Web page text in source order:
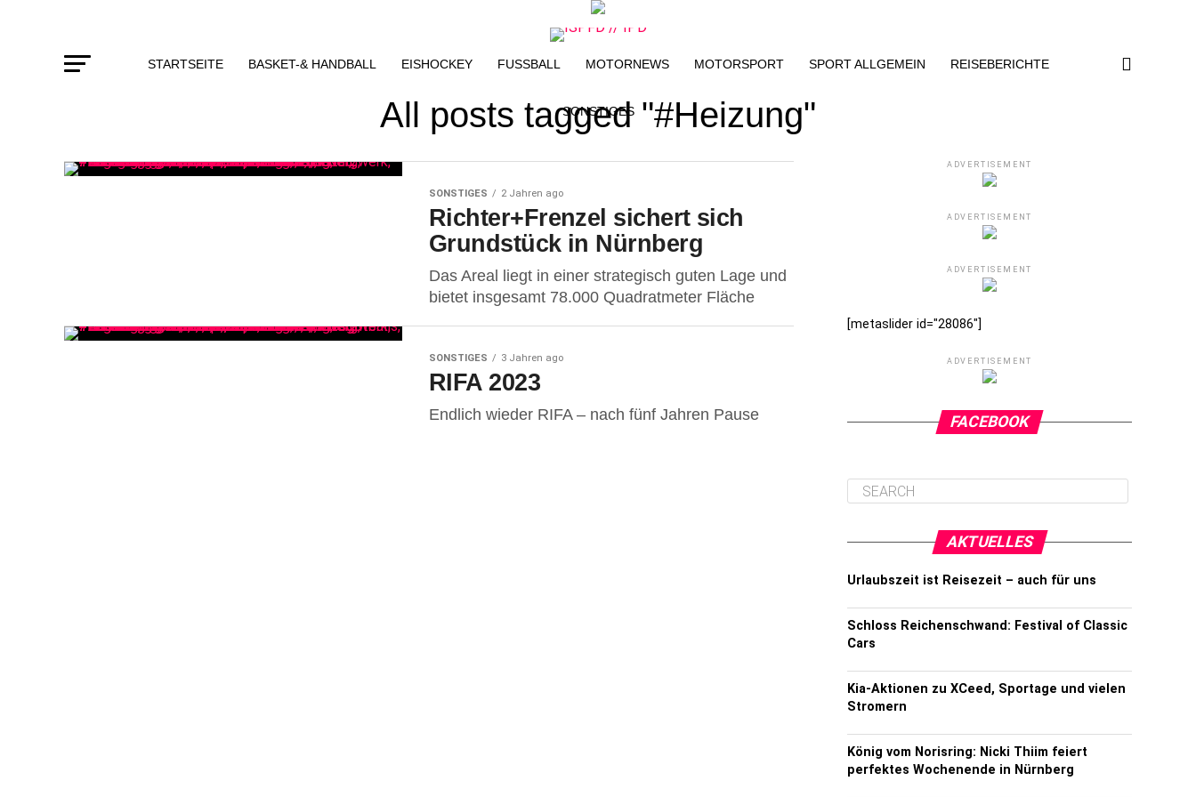
STARTSEITE BASKET-& HANDBALL EISHOCKEY FUSSBALL MOTORNEWS MOTORSPORT SPORT ALLGEMEIN REISEBERICHTE
SONSTIGES
All posts tagged "#Heizung"
SONSTIGES 2 Jahren ago
Richter+Frenzel sichert sich
Grundstück in Nürnberg
Das Areal liegt in einer strategisch guten Lage und
bietet insgesamt 78.000 Quadratmeter Fläche
SONSTIGES 3 Jahren ago
RIFA 2023
Endlich wieder RIFA – nach fünf Jahren Pause
ADVERTISEMENT
ADVERTISEMENT
ADVERTISEMENT
[metaslider id="28086"]
ADVERTISEMENT
FACEBOOK
AKTUELLES
Urlaubszeit ist Reisezeit – auch für uns
Schloss Reichenschwand: Festival of Classic
Cars
Kia-Aktionen zu XCeed, Sportage und vielen
Stromern
König vom Norisring: Nicki Thiim feiert
perfektes Wochenende in Nürnberg